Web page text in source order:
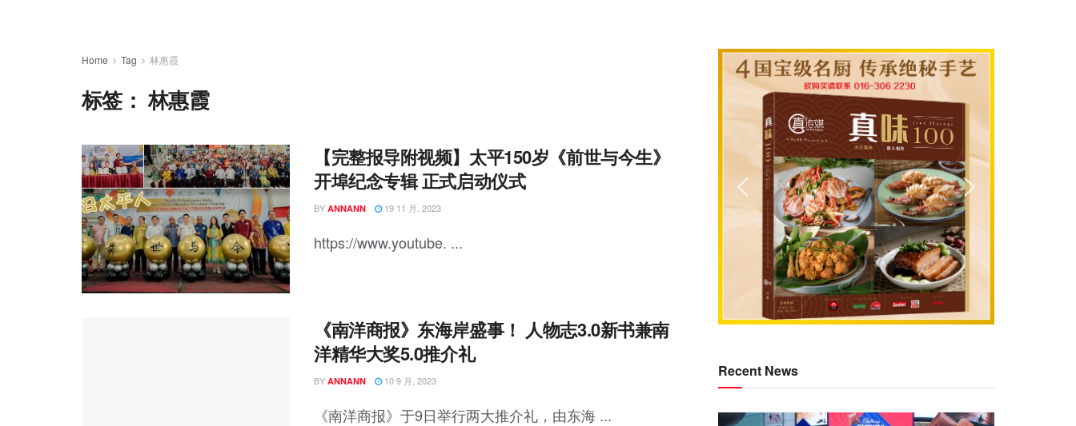
Home Tag 林惠霞
标签：林惠霞
【完整报导附视频】太平150岁《前世与今生》
开埠纪念专辑 正式启动仪式
BY ANNANN 19 11 月, 2023
https://www.youtube. ...
《南洋商报》东海岸盛事！ 人物志3.0新书兼南
洋精华大奖5.0推介礼
BY ANNANN 10 9 月, 2023
《南洋商报》于9日举行两大推介礼，由东海 ...
Recent News